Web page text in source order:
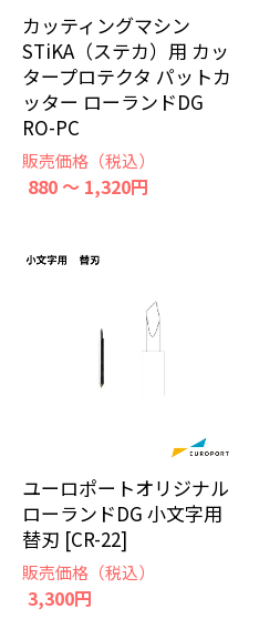
カッティングマシン
STiKA（ステカ）用 カッ
タープロテクタ パットカ
ッター ローランドDG
RO-PC
販売価格（税込）
880 ～ 1,320円
ユーロポートオリジナル
ローランドDG 小文字用
替刃 [CR-22]
販売価格（税込）
3,300円